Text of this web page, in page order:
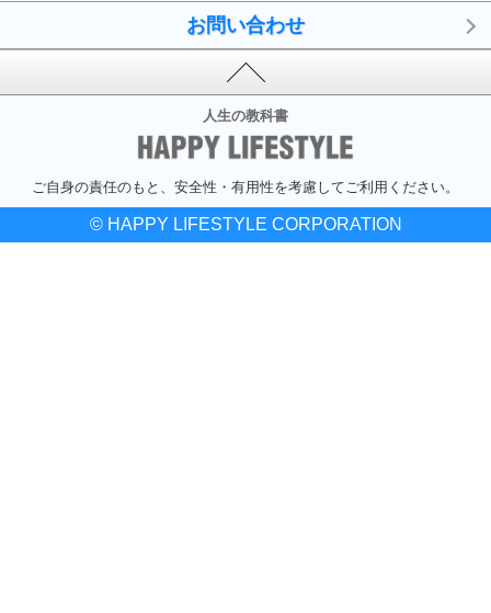
お問い合わせ
人生の教科書
ご自身の責任のもと、安全性・有用性を考慮してご利用ください。
© HAPPY LIFESTYLE CORPORATION